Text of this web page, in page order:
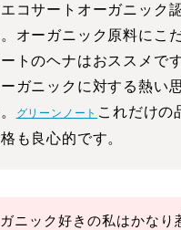
コサートオーガニック
オーガニック原料にこ
トのヘナはおススメで
ガニックに対する熱い
グリーンノート これだけの
も良心的です。
ニック好きの私はかなり